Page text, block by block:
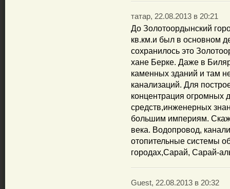
татар, 22.08.2013 в 20:21
До Золотоордынский
кв.км.и был в основном
сохранилось это
хане Берке. Даже в
каменных зданий и там
канализаций. Для
концентрация огромных
средств,инженерных
большим империям.
века. Водопровод,
отопительные системы
городах,Сарай, Сарай-
Guest, 22.08.2013 в 20:32